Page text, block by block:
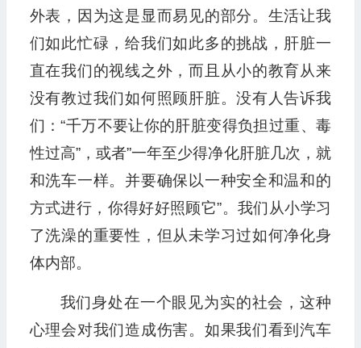
外表，因为这是显而易见的部分。生活让我
们如此忙碌，给我们如此多的挑战，肝脏一
直在我们的视线之外，而且从小的教育从来
没有教过我们如何照顾肝脏。没有人告诉我
们：“千万不要让你的肝脏变得负担过重、毒
性过高”，或者”一年至少得净化肝脏几次，就
和洗车一样。并要确保以一种安全和温和的
方式进行，你得好好照顾它”。我们从小学习
了洗澡的重要性，但从未学习过如何净化身
体内部。
我们身处在一个眼见为实的社会，这种
心理会对我们造成伤害。如果我们看到汽车